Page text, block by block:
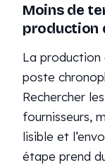
Moins de
production
La production
poste
Rechercher
fournisseurs,
lisible et
étape prend